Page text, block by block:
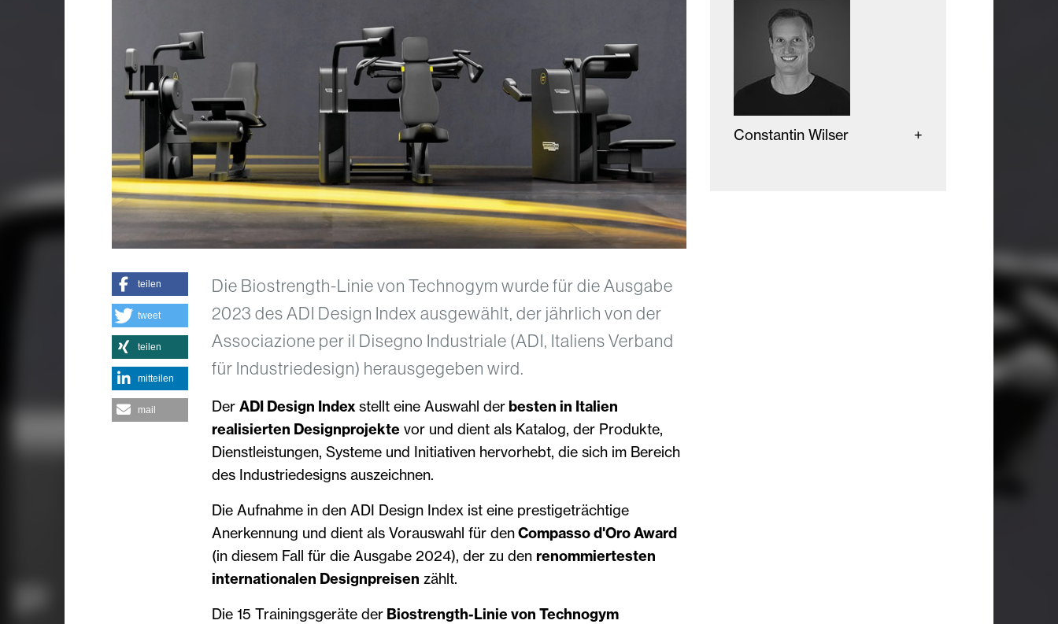
Die Biostrength-Linie von Technogym wurde für die Ausgabe
2023 des ADI Design Index ausgewählt, der jährlich von der
Associazione per il Disegno Industriale (ADI, Italiens Verband
für Industriedesign) herausgegeben wird.
Der ADI Design Indexstellt eine Auswahl derbesten in Italien
realisierten Designprojektevor und dient als Katalog, der Produkte,
Dienstleistungen, Systeme und Initiativen hervorhebt, die sich im Bereich
des Industriedesigns auszeichnen.
Die Aufnahme in den ADI Design Index ist eine prestigeträchtige
Anerkennung und dient als Vorauswahl für denCompasso d'Oro Award
(in diesem Fall für die Ausgabe 2024), der zu den renommiertesten
internationalen Designpreisen zählt.
Die 15 Trainingsgeräte der Biostrength-Linie von Technogym
teilen
tweet
teilen
mitteilen
mail
Constantin Wilser